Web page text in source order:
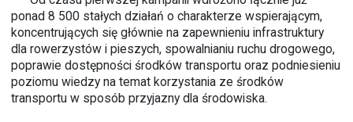
ponad 8 500 stałych działań o charakterze wspierającym,
koncentrujących się głównie na zapewnieniu infrastruktury
dla rowerzystów i pieszych, spowalnianiu ruchu drogowego,
poprawie dostępności środków transportu oraz podniesieniu
poziomu wiedzy na temat korzystania ze środków
transportu w sposób przyjazny dla środowiska.